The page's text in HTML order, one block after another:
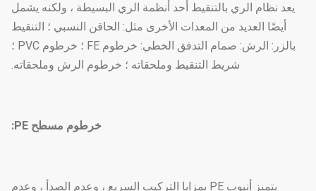
يعد نظام الري بالتنقيط أحد أنظمة الري البسيطة ، ولكنه يشمل
أيضًا العديد من المعدات الأخرى مثل: الحاقن النسبي ؛ التنقيط
بالزر: الرش: صمام التدفق الخطي: خرطوم FE ؛ خرطوم PVC ؛
شريط التنقيط وملحقاته ؛ خرطوم الرش وملحقاته.
خرطوم مسطح PE:
يتميز أنبوب PE بمزايا التركيب السريع ، وعدم الصدأ ، وعدم